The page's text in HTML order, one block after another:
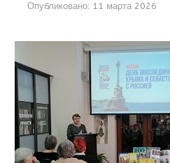
Опубликовано: 11 марта 2026